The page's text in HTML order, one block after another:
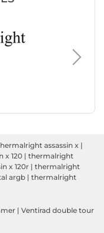
Noctua
assassin x |
x 120 | thermalright
x 120r | thermalright
argb | thermalright
| Ventirad double tour